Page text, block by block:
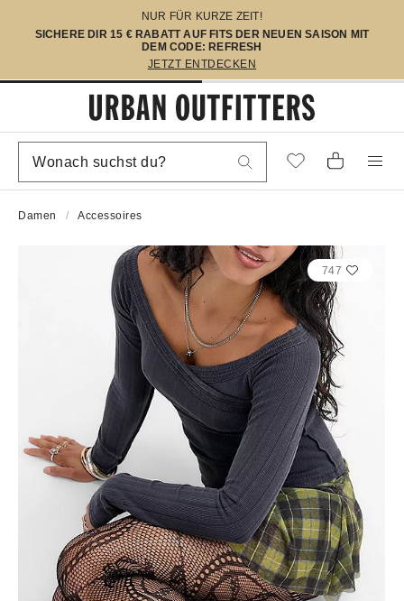
NUR FÜR KURZE ZEIT!
SICHERE DIR 15 € RABATT AUF FITS DER NEUEN SAISON MIT
DEM CODE: REFRESH
JETZT ENTDECKEN
Damen Accessoires
747